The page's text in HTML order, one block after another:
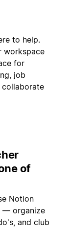
to help.
workspace
for
job
collaborate
of
Notion
— organize
and club